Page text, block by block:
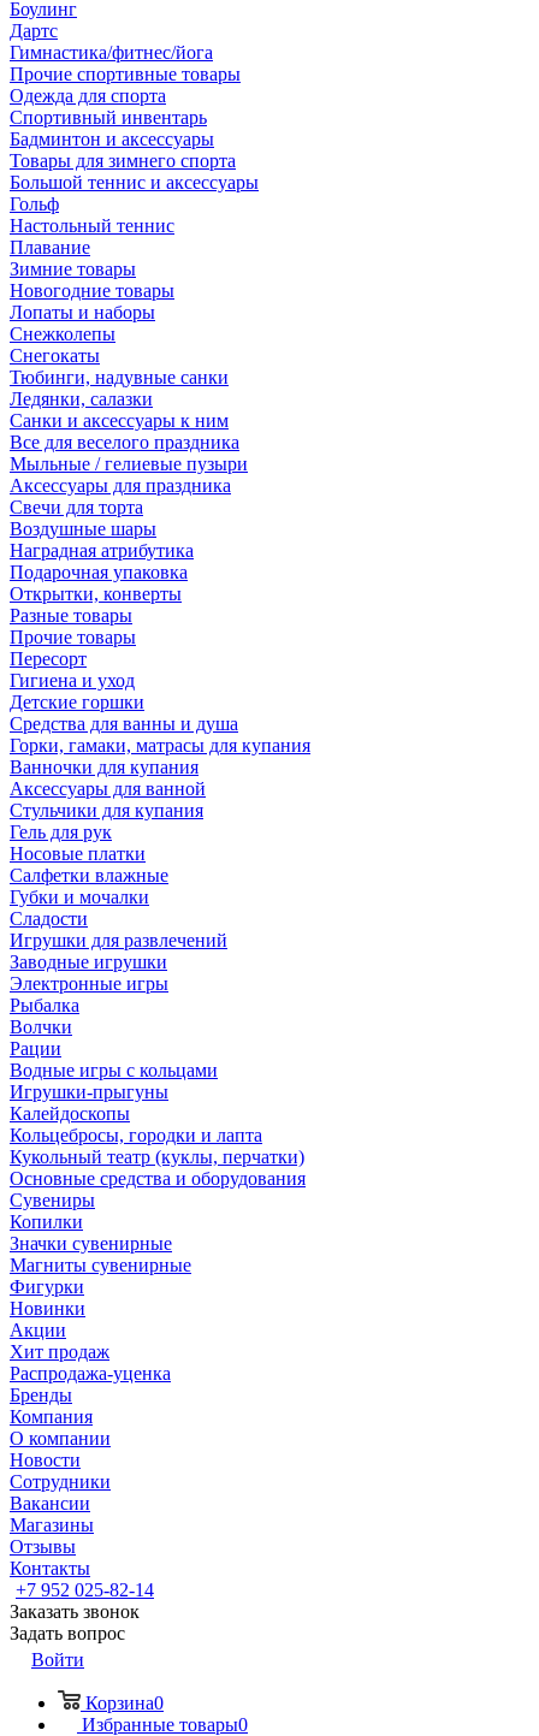
Боулинг
Дартс
Гимнастика/фитнес/йога
Прочие спортивные товары
Одежда для спорта
Спортивный инвентарь
Бадминтон и аксессуары
Товары для зимнего спорта
Большой теннис и аксессуары
Гольф
Настольный теннис
Плавание
Зимние товары
Новогодние товары
Лопаты и наборы
Снежколепы
Снегокаты
Тюбинги, надувные санки
Ледянки, салазки
Санки и аксессуары к ним
Все для веселого праздника
Мыльные / гелиевые пузыри
Аксессуары для праздника
Свечи для торта
Воздушные шары
Наградная атрибутика
Подарочная упаковка
Открытки, конверты
Разные товары
Прочие товары
Пересорт
Гигиена и уход
Детские горшки
Средства для ванны и душа
Горки, гамаки, матрасы для купания
Ванночки для купания
Аксессуары для ванной
Стульчики для купания
Гель для рук
Носовые платки
Салфетки влажные
Губки и мочалки
Сладости
Игрушки для развлечений
Заводные игрушки
Электронные игры
Рыбалка
Волчки
Рации
Водные игры с кольцами
Игрушки-прыгуны
Калейдоскопы
Кольцебросы, городки и лапта
Кукольный театр (куклы, перчатки)
Основные средства и оборудования
Сувениры
Копилки
Значки сувенирные
Магниты сувенирные
Фигурки
Новинки
Акции
Хит продаж
Распродажа-уценка
Бренды
Компания
О компании
Новости
Сотрудники
Вакансии
Магазины
Отзывы
Контакты
+7 952 025-82-14
Заказать звонок
Задать вопрос
Войти
Корзина0
Избранные товары0